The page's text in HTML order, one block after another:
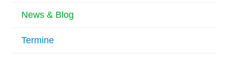
News & Blog
Termine